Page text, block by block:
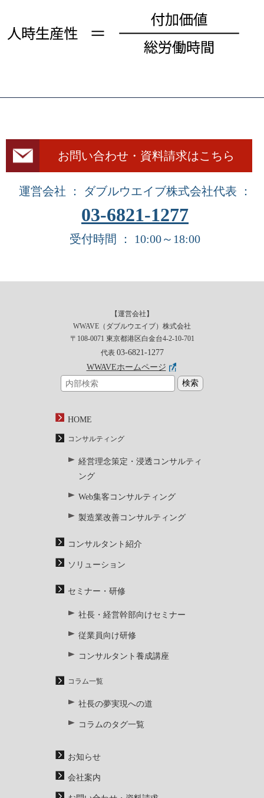
お問い合わせ・資料請求はこちら
運営会社 ： ダブルウエイブ株式会社代表 ：
03-6821-1277
受付時間 ： 10:00～18:00
【運営会社】
WWAVE（ダブルウエイブ）株式会社
〒108-0071 東京都港区白金台4-2-10-701
代表 03-6821-1277
WWAVEホームページ
HOME
コンサルティング
経営理念策定・浸透コンサルティ
ング
Web集客コンサルティング
製造業改善コンサルティング
コンサルタント紹介
ソリューション
セミナー・研修
社長・経営幹部向けセミナー
従業員向け研修
コンサルタント養成講座
コラム一覧
社長の夢実現への道
コラムのタグ一覧
お知らせ
会社案内